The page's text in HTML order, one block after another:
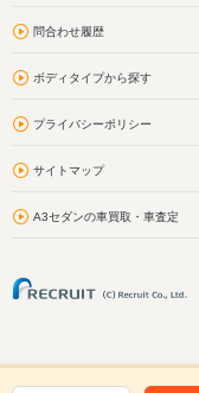
問合わせ履歴
ボディタイプから探す
プライバシーポリシー
サイトマップ
A3セダンの車買取・車査定